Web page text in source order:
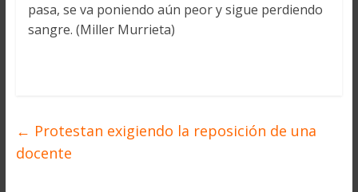
pasa, se va poniendo aún peor y sigue perdiendo
sangre. (Miller Murrieta)
← Protestan exigiendo la reposición de una
docente